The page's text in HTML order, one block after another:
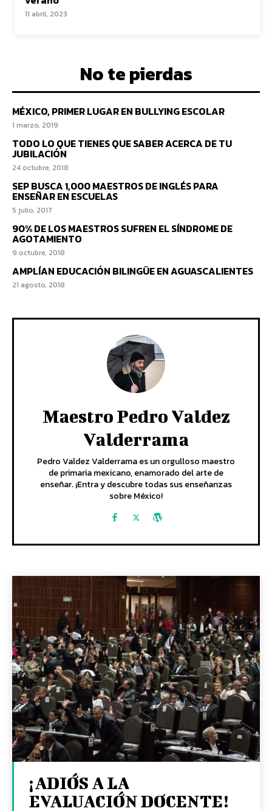
11 abril, 2023
No te pierdas
MÉXICO, PRIMER LUGAR EN BULLYING ESCOLAR
1 marzo, 2019
TODO LO QUE TIENES QUE SABER ACERCA DE TU
JUBILACIÓN
24 octubre, 2018
SEP BUSCA 1,000 MAESTROS DE INGLÉS PARA
ENSEÑAR EN ESCUELAS
5 julio, 2017
90% DE LOS MAESTROS SUFREN EL SÍNDROME DE
AGOTAMIENTO
9 octubre, 2018
AMPLÍAN EDUCACIÓN BILINGÜE EN AGUASCALIENTES
21 agosto, 2018
Maestro Pedro Valdez
Valderrama
Pedro Valdez Valderrama es un orgulloso maestro
de primaria mexicano, enamorado del arte de
enseñar. ¡Entra y descubre todas sus enseñanzas
sobre México!
¡ADIÓS A LA
EVALUACIÓN DOCENTE!